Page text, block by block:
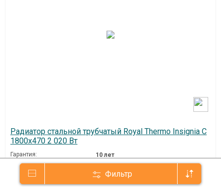
Фильтр
Радиатор стальной трубчатый Royal Thermo Insignia C
1800x470 2 020 Вт
Гарантия:
10 лет
Артикул:
In-C2180.10.9016
Страна производства:
Китай